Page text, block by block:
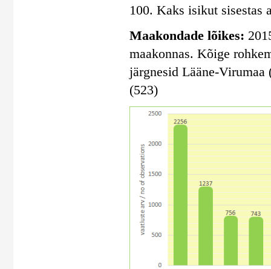
100. Kaks isikut sisestas
Maakondade lõikes:
maakonnas. Kõige
järgnesid Lääne-Virumaa
(523)